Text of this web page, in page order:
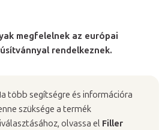
megfelelnek az európai
rendelkeznek.
több segítségre és információra
szüksége a termék
olvassa el Filler